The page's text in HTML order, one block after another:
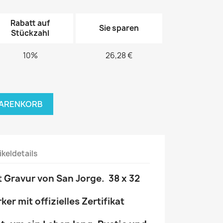
Rabatt auf
Stückzahl
Sie sparen
10% 26,28 €
von San Jorge. 38 x 32
mit offizielles Zertifikat